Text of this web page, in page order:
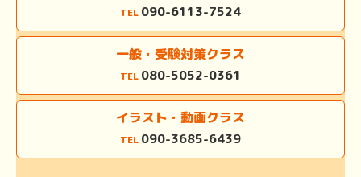
TEL 090-6113-7524
一般・受験対策クラス
TEL 080-5052-0361
イラスト・動画クラス
TEL 090-3685-6439